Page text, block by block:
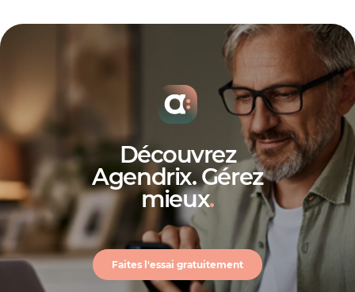
Découvrez
Agendrix. Gérez
mieux.
Faites l'essai gratuitement